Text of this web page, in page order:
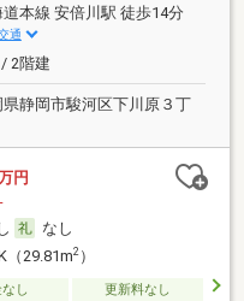
本線 安倍川駅 徒歩14分
通
2階建
県静岡市駿河区下川原３丁
円
なし
（29.81m2）
し
更新料なし